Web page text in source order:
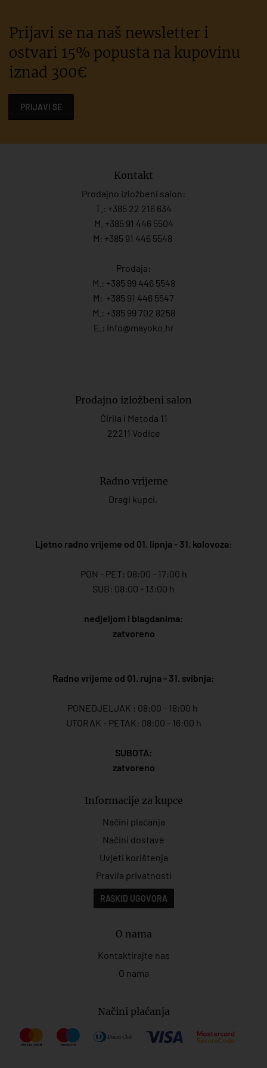
Prijavi se na naš newsletter i
ostvari 15% popusta na kupovinu
iznad 300€
PRIJAVI SE
Kontakt
Prodajno izložbeni salon:
T.: +385 22 216 634
M. +385 91 446 5504
M: +385 91 446 5548
Prodaja:
M.: +385 99 446 5548
M: +385 91 446 5547
M.: +385 99 702 8258
E.: info@mayoko. hr
Prodajno izložbeni salon
Ćirila i Metoda 11
22211 Vodice
Radno vrijeme
Dragi kupci,
Ljetno radno vrijeme od 01. lipnja - 31. kolovoza:
PON - PET: 08:00 - 17:00 h
SUB: 08:00 - 13:00 h
nedjeljom i blagdanima:
zatvoreno
Radno vrijeme od 01. rujna - 31. svibnja:
PONEDJELJAK : 08:00 - 18:00 h
UTORAK - PETAK: 08:00 - 16:00 h
SUBOTA:
zatvoreno
Informacije za kupce
Načini plaćanja
Načini dostave
Uvjeti korištenja
Pravila privatnosti
RASKID UGOVORA
O nama
Kontaktirajte nas
O nama
Načini plaćanja